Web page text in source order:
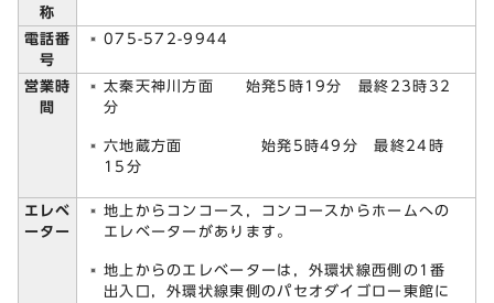
称
電話番
号
075-572-9944
営業時
間
太秦天神川方面 始発5時19分 最終23時32
分
六地蔵方面 始発5時49分 最終24時
15分
エレベ
ーター
地上からコンコース，コンコースからホームへの
エレベーターがあります。
地上からのエレベーターは，外環状線西側の1番
出入口，外環状線東側のパセオダイゴロー東館に